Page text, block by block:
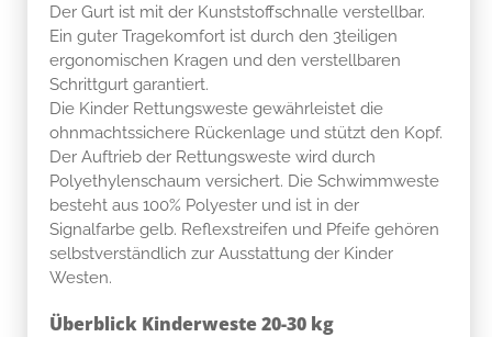
Der Gurt ist mit der Kunststoffschnalle verstellbar.
Ein guter Tragekomfort ist durch den 3teiligen
ergonomischen Kragen und den verstellbaren
Schrittgurt garantiert.
Die Kinder Rettungsweste gewährleistet die
ohnmachtssichere Rückenlage und stützt den Kopf.
Der Auftrieb der Rettungsweste wird durch
Polyethylenschaum versichert. Die Schwimmweste
besteht aus 100% Polyester und ist in der
Signalfarbe gelb. Reflexstreifen und Pfeife gehören
selbstverständlich zur Ausstattung der Kinder
Westen.
Überblick Kinderweste 20-30 kg